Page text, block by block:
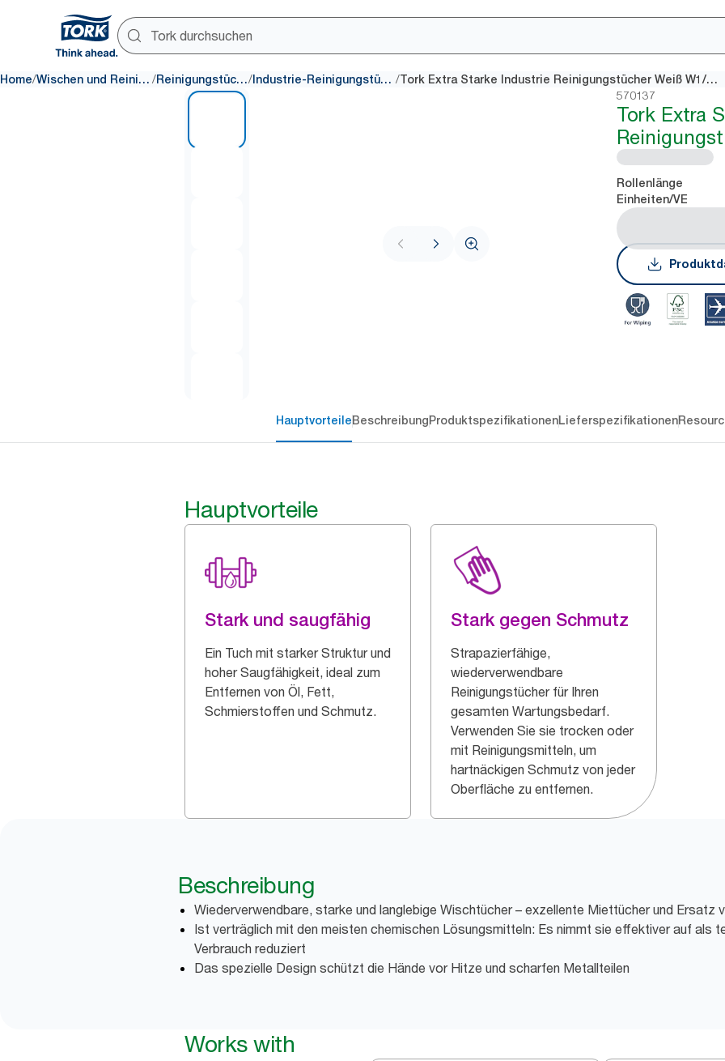
Home/ Wischen und Reinigen / Reinigungstücher/ Industrie-Reinigungstücher / Tork Extra Starke Industrie Reinigungstücher Weiß W1/2/3
570137
Tork Extra
Rollenlänge
Einheiten/VE
HauptvorteileBeschreibungProduktspezifikationenLieferspezifikationen
Hauptvorteile
Stark und saugfähig
Ein Tuch mit starker Struktur und
hoher Saugfähigkeit, ideal zum
Entfernen von Öl, Fett,
Schmierstoffen und Schmutz.
Stark gegen Schmutz
Strapazierfähige,
wiederverwendbare
Reinigungstücher für Ihren
gesamten Wartungsbedarf.
Verwenden Sie sie trocken oder
mit Reinigungsmitteln, um
hartnäckigen Schmutz von jeder
Oberfläche zu entfernen.
Beschreibung
Wiederverwendbare, starke und langlebige Wischtücher – exzellente Miettücher und Ersatz
Ist verträglich mit den meisten chemischen Lösungsmitteln: Es nimmt sie effektiver auf als
Verbrauch reduziert
Das spezielle Design schützt die Hände vor Hitze und scharfen Metallteilen
Works with